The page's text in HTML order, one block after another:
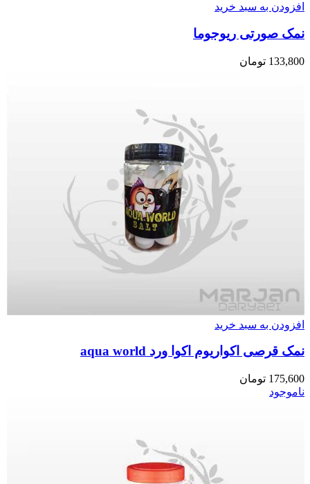
افزودن به سبد خرید
نمک صورتی ریوجوما
133,800 تومان
افزودن به سبد خرید
نمک قرصی اکواریوم اکوا ورد aqua world
175,600 تومان
ناموجود